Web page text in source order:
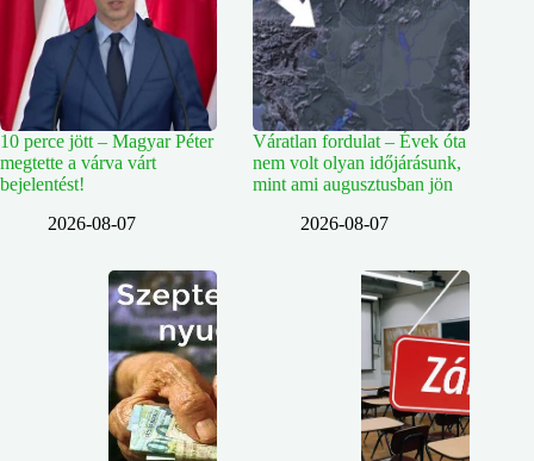
10 perce jött – Magyar Péter
megtette a várva várt
bejelentést!
2026-08-07
Váratlan fordulat – Évek óta
nem volt olyan időjárásunk,
mint ami augusztusban jön
2026-08-07